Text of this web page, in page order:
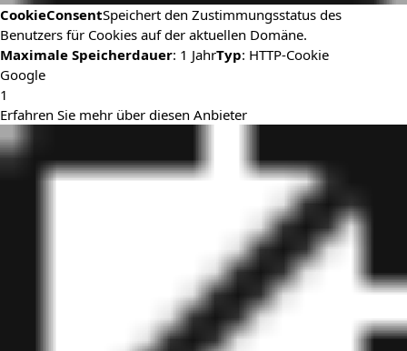
CookieConsentSpeichert den Zustimmungsstatus des
Benutzers für Cookies auf der aktuellen Domäne.
Maximale Speicherdauer: 1 JahrTyp: HTTP-Cookie
Google
1
Erfahren Sie mehr über diesen Anbieter